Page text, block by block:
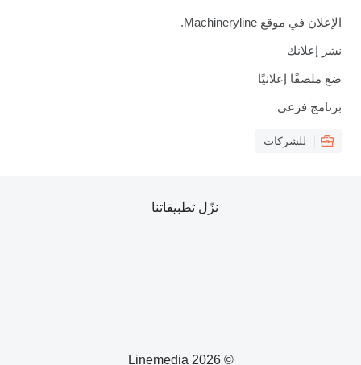
الإعلان في موقع Machineryline.
نشر إعلانك
ضع ملصقًا إعلانيًا
برنامج فرعي
للشركات
© 2026 Linemedia
نزّل تطبيقاتنا